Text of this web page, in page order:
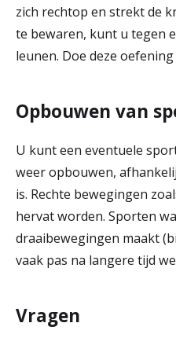
zich rechtop en strekt de
te bewaren, kunt u tegen
leunen. Doe deze
Opbouwen van
U kunt een eventuele
weer opbouwen,
is. Rechte bewegingen
hervat worden. Sporten
draaibewegingen maakt
vaak pas na langere tijd
Vragen